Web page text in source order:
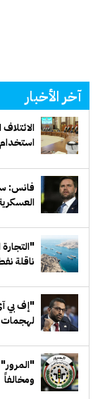
آخر الأخبار
استخدام
فانس:
مع إيران
"التجارة
ناقلة
أضرار
لهجمات
ومخالفاً